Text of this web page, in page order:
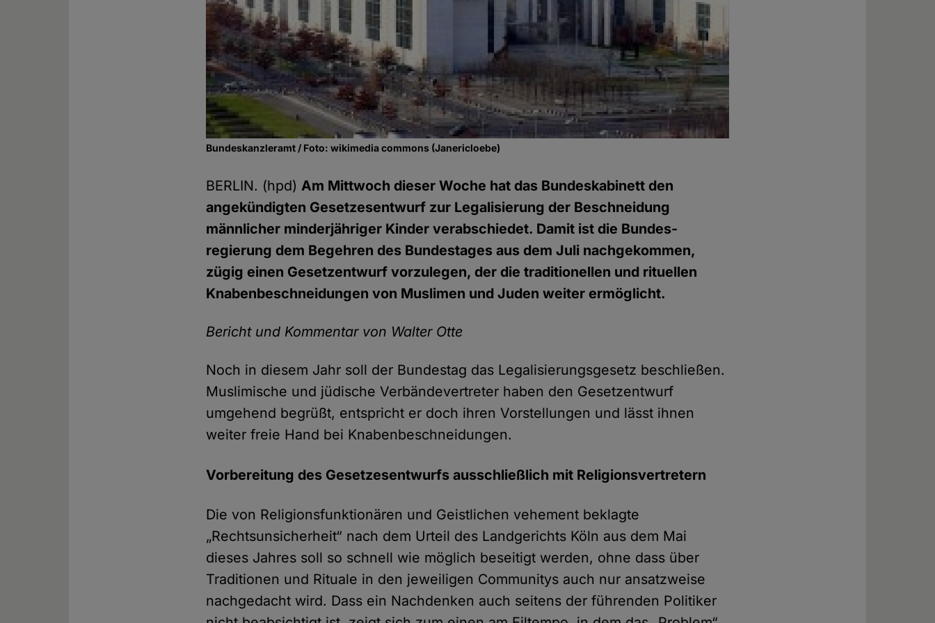
Bundeskanzleramt / Foto: wikimedia commons (Janericloebe)
BERLIN. (hpd)Am Mittwoch dieser Woche hat das Bundeskabinett den
angekündigten Gesetzesentwurf zur Legalisierung der Beschneidung
männlicher minder­jähriger Kinder verabschiedet. Damit ist die Bundes­
regierung dem Begehren des Bundestages aus dem Juli nachgekommen,
zügig einen Gesetz­entwurf vorzulegen, der die traditionellen und rituellen
Knaben­beschneidungen von Muslimen und Juden weiter ermöglicht.
Bericht und Kommentar von Walter Otte
Noch in diesem Jahr soll der Bundestag das Legali­sierungs­­­gesetz beschließen.
Muslimische und jüdische Verbände­­­vertreter haben den Gesetz­­­entwurf
umgehend begrüßt, entspricht er doch ihren Vor­stellungen und lässt ihnen
weiter freie Hand bei Knaben­­­beschnei­dungen.
Vorbereitung des Gesetzesentwurfs ausschließlich mit Religions­vertretern
Die von Religions­funktionären und Geistlichen vehement beklagte
„Rechtsunsicherheit“ nach dem Urteil des Land­­gerichts Köln aus dem Mai
dieses Jahres soll so schnell wie möglich beseitigt werden, ohne dass über
Traditionen und Rituale in den jeweiligen Communitys auch nur ansatz­weise
nach­gedacht wird. Dass ein Nach­denken auch seitens der führenden Politiker